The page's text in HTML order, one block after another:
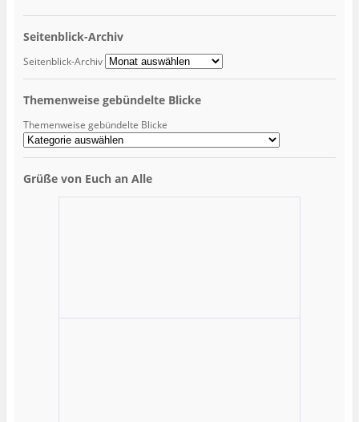
Seitenblick-Archiv
Seitenblick-Archiv
Themenweise gebündelte Blicke
Themenweise gebündelte Blicke
Grüße von Euch an Alle